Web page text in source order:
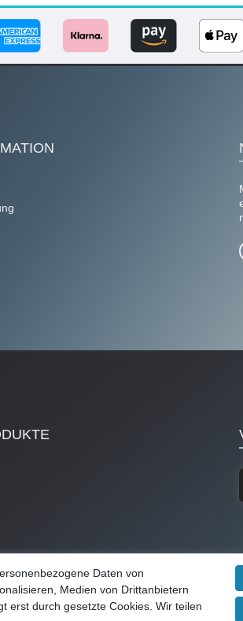
Daten von
Medien von Drittanbietern
erst durch gesetzte Cookies. Wir teilen